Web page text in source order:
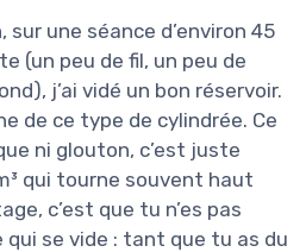
une séance d’environ 45
(un peu de fil, un peu de
j’ai vidé un bon réservoir.
de ce type de cylindrée. Ce
ni glouton, c’est juste
qui tourne souvent haut
c’est que tu n’es pas
se vide : tant que tu as du